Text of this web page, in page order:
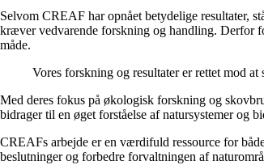
Selvom CREAF har opnået betydelige resultater,
kræver vedvarende forskning og handling. Derfor
måde.
Vores forskning og resultater er rettet mod
Med deres fokus på økologisk forskning og
bidrager til en øget forståelse af natursystemer og
CREAFs arbejde er en værdifuld ressource for
beslutninger og forbedre forvaltningen af